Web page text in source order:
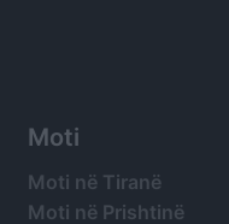
Moti
Moti në Tiranë
Moti në Prishtinë